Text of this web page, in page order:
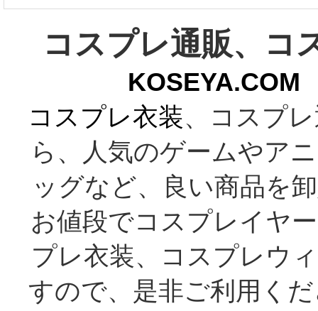
コスプレ通販、コ
コスプレ衣装、コスプ
ら、人気のゲームやア
ッグなど、良い商品を
お値段でコスプレイヤ
プレ衣装、コスプレウ
すので、是非ご利用く